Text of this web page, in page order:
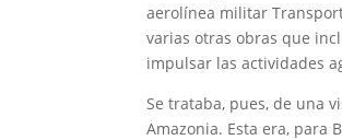
aerolínea militar
varias otras obras que
impulsar las actividades
Se trataba, pues, de una
Amazonia. Esta era, para